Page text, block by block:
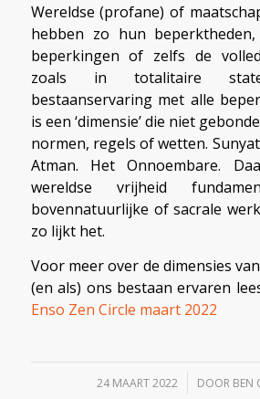
Wereldse (profane) of
hebben zo hun
beperkingen of zelfs de
zoals in totalitaire
bestaanservaring met alle
is een ‘dimensie’ die niet
normen, regels of wetten.
Atman. Het Onnoembare.
wereldse vrijheid
bovennatuurlijke of sacrale
zo lijkt het.
Voor meer over de dimensies
(en als) ons bestaan ervaren
Enso Zen Circle maart 2022
24 MAART 2022
/ DOOR BEN